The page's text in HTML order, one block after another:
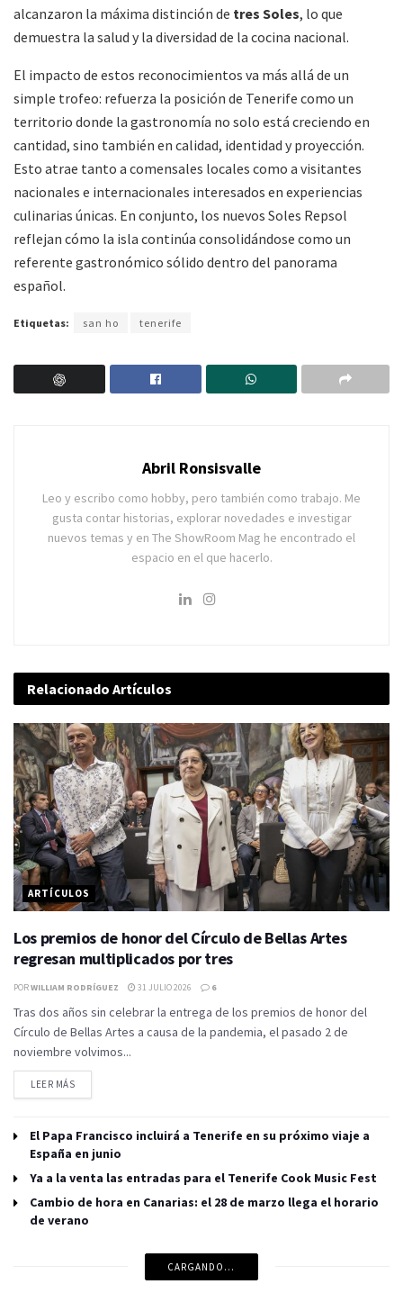
alcanzaron la máxima distinción de tres Soles, lo que
demuestra la salud y la diversidad de la cocina nacional.
El impacto de estos reconocimientos va más allá de un
simple trofeo: refuerza la posición de Tenerife como un
territorio donde la gastronomía no solo está creciendo en
cantidad, sino también en calidad, identidad y proyección.
Esto atrae tanto a comensales locales como a visitantes
nacionales e internacionales interesados en experiencias
culinarias únicas. En conjunto, los nuevos Soles Repsol
reflejan cómo la isla continúa consolidándose como un
referente gastronómico sólido dentro del panorama
español.
Etiquetas: san ho tenerife
Abril Ronsisvalle
Leo y escribo como hobby, pero también como trabajo. Me
gusta contar historias, explorar novedades e investigar
nuevos temas y en The ShowRoom Mag he encontrado el
espacio en el que hacerlo.
Relacionado Artículos
ARTÍCULOS
Los premios de honor del Círculo de Bellas Artes
regresan multiplicados por tres
PORWILLIAM RODRÍGUEZ 31 JULIO 2026 6
Tras dos años sin celebrar la entrega de los premios de honor del
Círculo de Bellas Artes a causa de la pandemia, el pasado 2 de
noviembre volvimos...
LEER MÁS
El Papa Francisco incluirá a Tenerife en su próximo viaje a
España en junio
Ya a la venta las entradas para el Tenerife Cook Music Fest
Cambio de hora en Canarias: el 28 de marzo llega el horario
de verano
CARGANDO...